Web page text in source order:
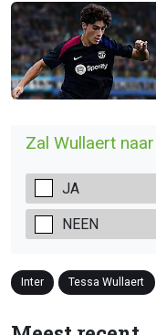
Zal Wullaert
JA
NEEN
Inter Tessa Wullaert